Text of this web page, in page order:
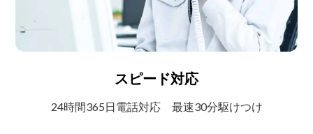
スピード対応
24時間365日電話対応 最速30分駆けつけ